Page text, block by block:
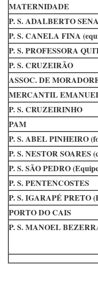
MATERNIDADE
P. S. ADALBERTO SENA
P. S. CANELA FINA
P. S. PROFESSORA
P. S. CRUZEIRÃO
ASSOC. DE
MERCANTIL
P. S. CRUZEIRINHO
PAM
P. S. ABEL PINHEIRO
P. S. NESTOR SOARES
P. S. SÃO PEDRO
P. S. PENTENCOSTES
P. S. IGARAPÉ PRETO
PORTO DO CAIS
P. S. MANOEL